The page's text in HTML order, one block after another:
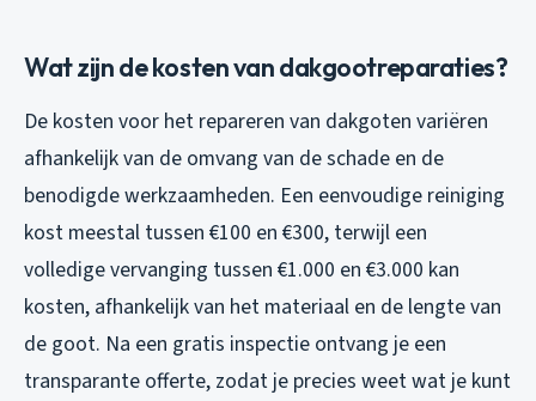
Wat zijn de kosten van dakgootreparaties?
De kosten voor het repareren van dakgoten variëren
afhankelijk van de omvang van de schade en de
benodigde werkzaamheden. Een eenvoudige reiniging
kost meestal tussen €100 en €300, terwijl een
volledige vervanging tussen €1.000 en €3.000 kan
kosten, afhankelijk van het materiaal en de lengte van
de goot. Na een gratis inspectie ontvang je een
transparante offerte, zodat je precies weet wat je kunt